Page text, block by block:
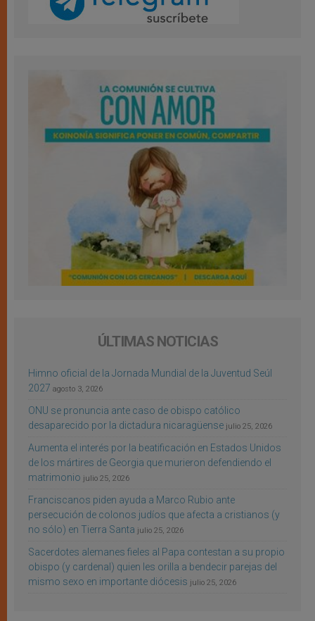
ÚLTIMAS NOTICIAS
Himno oficial de la Jornada Mundial de la Juventud Seúl
2027 agosto 3, 2026
ONU se pronuncia ante caso de obispo católico
desaparecido por la dictadura nicaragüense julio 25, 2026
Aumenta el interés por la beatificación en Estados Unidos
de los mártires de Georgia que murieron defendiendo el
matrimonio julio 25, 2026
Franciscanos piden ayuda a Marco Rubio ante
persecución de colonos judíos que afecta a cristianos (y
no sólo) en Tierra Santa julio 25, 2026
Sacerdotes alemanes fieles al Papa contestan a su propio
obispo (y cardenal) quien les orilla a bendecir parejas del
mismo sexo en importante diócesis julio 25, 2026